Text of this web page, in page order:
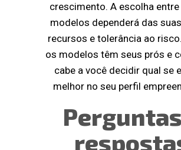
crescimento. A escolha
modelos dependerá das
recursos e tolerância ao
os modelos têm seus prós e
cabe a você decidir qual se
melhor no seu perfil